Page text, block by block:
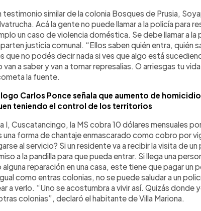
similar de la colonia Bosques de Prusia,
Acá la gente no puede llamar a la policía para
un caso de violencia doméstica. Se debe llamar a la
justicia comunal. “Ellos saben quién entra, quién
que no podés decir nada si ves que algo está
van a saber y van a tomar represalias. O arriesgas tu
la fuente.
Carlos Ponce señala que aumento de
teniendo el control de los territorios
I, Cuscatancingo, la MS cobra 10 dólares mensuales
una forma de chantaje enmascarado como cobro por
al servicio? Si un residente va a recibir la visita de
a la pandilla para que pueda entrar. Si llega una
reparación en una casa, este tiene que pagar un
como entras colonias, no se puede saludar a un
a verlo. “Uno se acostumbra a vivir así. Quizás donde
colonias”, declaró el habitante de Villa Mariona.